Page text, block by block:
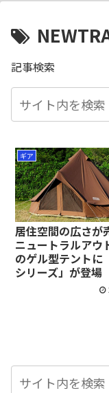
記事検索
ギア
居住空間の広さが
ニュートラルアウ
のゲル型テントに
シリーズ」が登場